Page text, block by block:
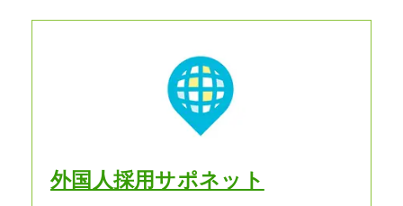
外国人採用サポネット